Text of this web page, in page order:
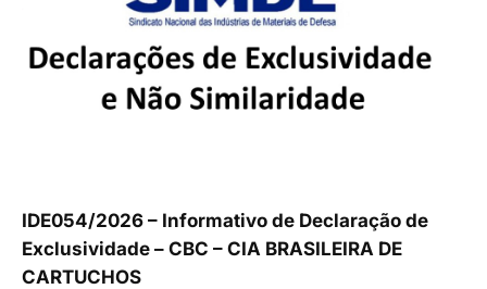
IDE054/2026 – Informativo de Declaração de
Exclusividade – CBC – CIA BRASILEIRA DE
CARTUCHOS